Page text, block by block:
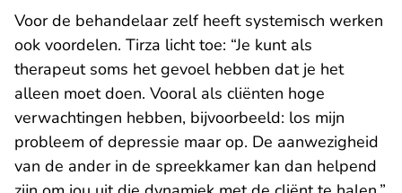
Voor de behandelaar zelf heeft systemisch werken
ook voordelen. Tirza licht toe: “Je kunt als
therapeut soms het gevoel hebben dat je het
alleen moet doen. Vooral als cliënten hoge
verwachtingen hebben, bijvoorbeeld: los mijn
probleem of depressie maar op. De aanwezigheid
van de ander in de spreekkamer kan dan helpend